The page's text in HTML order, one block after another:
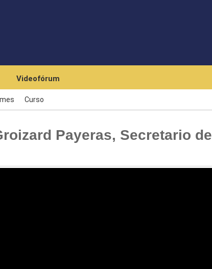
Videofórum
Curso
Payeras, Secretario de